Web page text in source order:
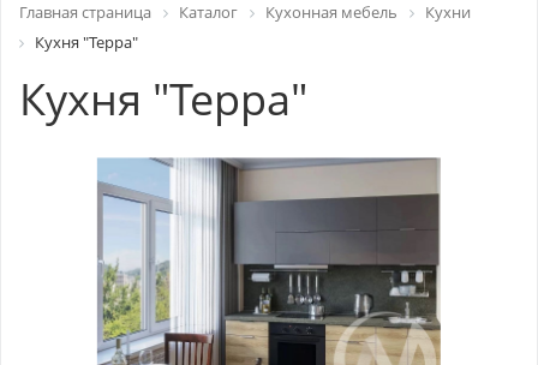
Главная страница Каталог Кухонная мебель
Кухни
Кухня "Терра"
Кухня "Терра"